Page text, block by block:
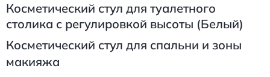
Косметический стул для туалетного
столика с регулировкой высоты (Белый)
Косметический стул для спальни и зоны
макияжа